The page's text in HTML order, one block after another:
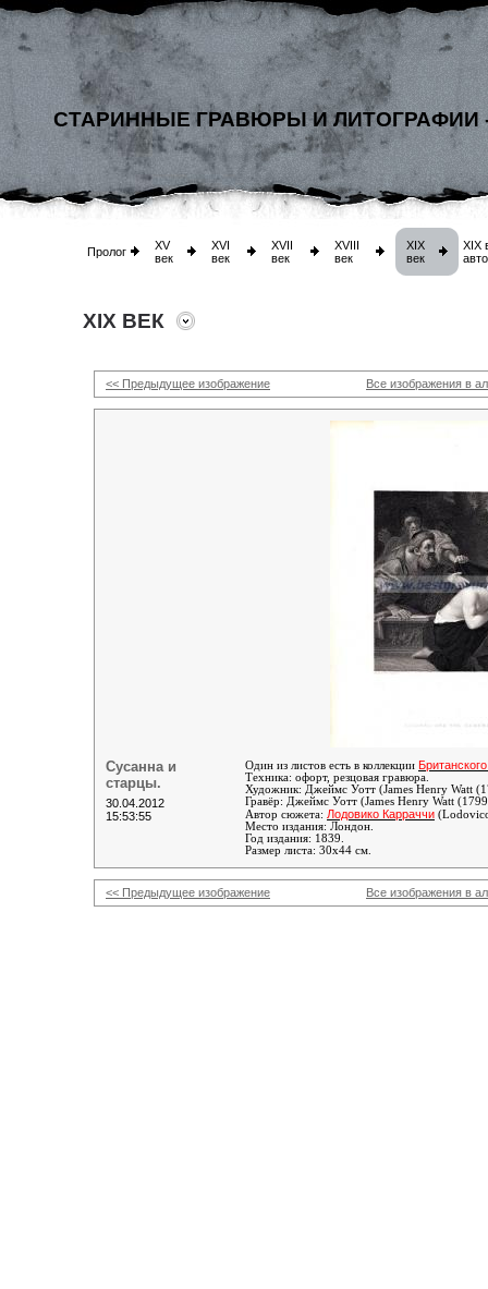
СТАРИННЫЕ ГРАВЮРЫ И ЛИТОГРАФИИ
Пролог
XV
век
XVI
век
XVII
век
XVIII
век
XIX
век
XIX
XIX ВЕК
<< Предыдущее изображение Все изображения в
Сусанна и
старцы.
30.04.2012
15:53:55
Один из листов есть в коллекции
Техника: офорт, резцовая гравюра.
Художник: Джеймс Уотт (James Henry Watt
Гравёр: Джеймс Уотт (James Henry Watt
Автор сюжета: Лодовико Карраччи
Место издания: Лондон.
Год издания: 1839.
Размер листа: 30х44 см.
<< Предыдущее изображение Все изображения в